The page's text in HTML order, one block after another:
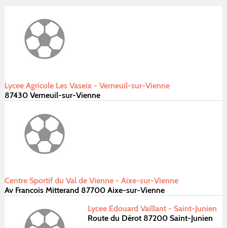
Lycee Agricole Les Vaseix - Verneuil-sur-Vienne
87430 Verneuil-sur-Vienne
Centre Sportif du Val de Vienne - Aixe-sur-Vienne
Av Francois Mitterand 87700 Aixe-sur-Vienne
Lycee Edouard Vaillant - Saint-Junien
Route du Dérot 87200 Saint-Junien